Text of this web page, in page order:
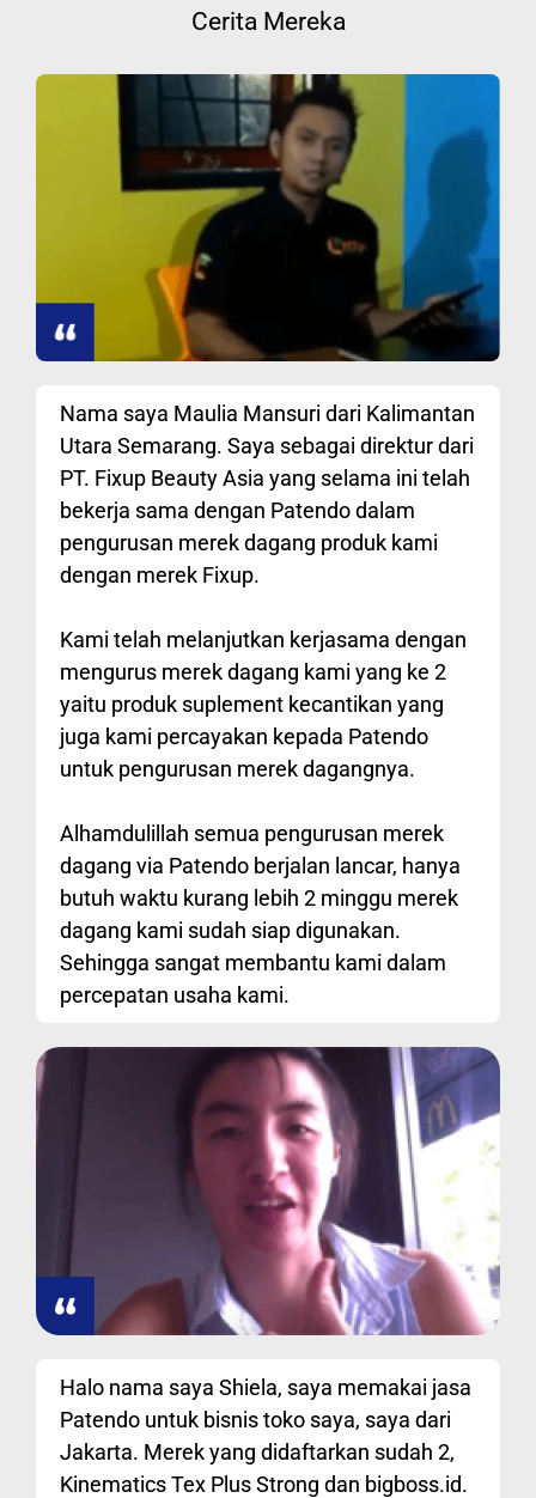
Cerita Mereka
Nama saya Maulia Mansuri dari Kalimantan
Utara Semarang. Saya sebagai direktur dari
PT. Fixup Beauty Asia yang selama ini telah
bekerja sama dengan Patendo dalam
pengurusan merek dagang produk kami
dengan merek Fixup.
Kami telah melanjutkan kerjasama dengan
mengurus merek dagang kami yang ke 2
yaitu produk suplement kecantikan yang
juga kami percayakan kepada Patendo
untuk pengurusan merek dagangnya.
Alhamdulillah semua pengurusan merek
dagang via Patendo berjalan lancar, hanya
butuh waktu kurang lebih 2 minggu merek
dagang kami sudah siap digunakan.
Sehingga sangat membantu kami dalam
percepatan usaha kami.
Halo nama saya Shiela, saya memakai jasa
Patendo untuk bisnis toko saya, saya dari
Jakarta. Merek yang didaftarkan sudah 2,
Kinematics Tex Plus Strong dan bigboss.id.